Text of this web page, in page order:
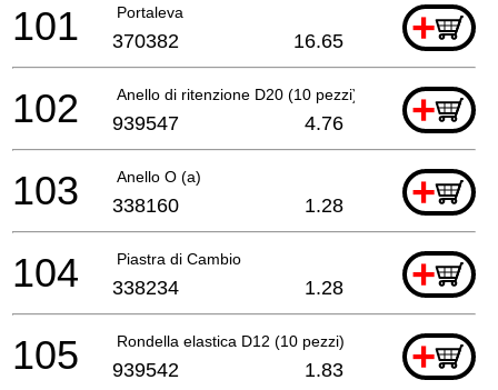
Portaleva +
101 370382 16.65
Anello di ritenzione D20 (10 pezzi) +
102 939547 4.76
Anello O (a) +
103 338160 1.28
Piastra di Cambio +
104 338234 1.28
Rondella elastica D12 (10 pezzi) +
105 939542 1.83